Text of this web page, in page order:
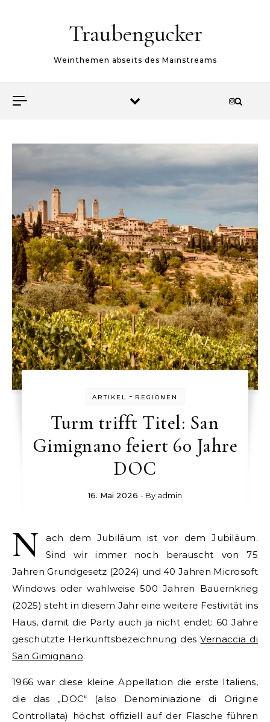
Traubengucker
Weinthemen abseits des Mainstreams
ARTIKEL - REGIONEN
Turm trifft Titel: San
Gimignano feiert 60 Jahre
DOC
16. Mai 2026 - By admin
N
ach dem Jubiläum ist vor dem Jubiläum.
Sind wir immer noch berauscht von 75
Jahren Grundgesetz (2024) und 40 Jahren Microsoft
Windows oder wahlweise 500 Jahren Bauernkrieg
(2025) steht in diesem Jahr eine weitere Festivität ins
Haus, damit die Party auch ja nicht endet: 60 Jahre
geschützte Herkunftsbezeichnung desVernaccia di
San Gimignano.
1966 war diese kleine Appellation die erste Italiens,
die das „DOC“ (also Denominiazione di Origine
Controllata) höchst offiziell auf der Flasche führen